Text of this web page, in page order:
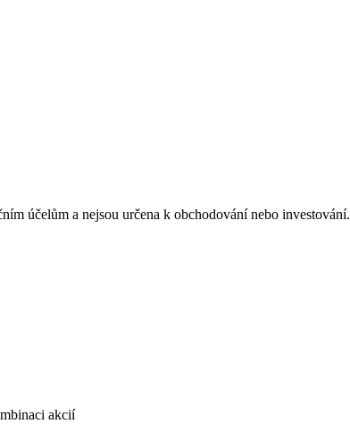
účelům a nejsou určena k obchodování nebo investování.
akcií